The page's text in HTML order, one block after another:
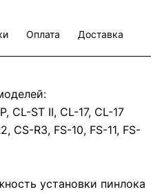
Оплата Доставка
CL-ST II, CL-17, CL-17
CS-R3, FS-10, FS-11, FS-
установки пинлока